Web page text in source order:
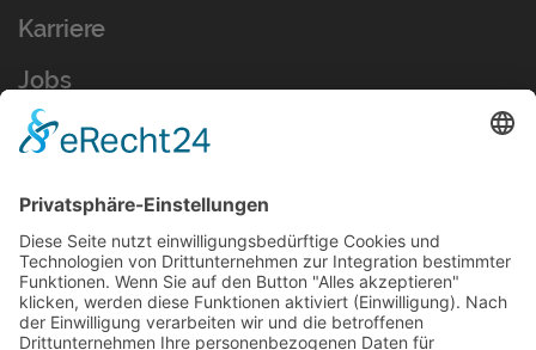
Karriere
Jobs
Ausbildung
Kontakt
AT-Boretec - Andreas Tigges e.K.